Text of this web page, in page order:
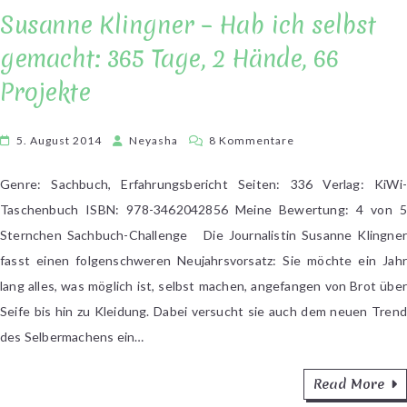
Susanne Klingner – Hab ich selbst
gemacht: 365 Tage, 2 Hände, 66
Projekte
5. August 2014 Neyasha 8 Kommentare
Klingner
selbst
gemacht:
365
Hände,
66
Genre: Sachbuch, Erfahrungsbericht Seiten: 336 Verlag: KiWi-
Taschenbuch ISBN: 978-3462042856 Meine Bewertung: 4 von 5
Sternchen Sachbuch-Challenge Die Journalistin Susanne Klingner
fasst einen folgenschweren Neujahrsvorsatz: Sie möchte ein Jahr
lang alles, was möglich ist, selbst machen, angefangen von Brot über
Seife bis hin zu Kleidung. Dabei versucht sie auch dem neuen Trend
des Selbermachens ein…
Read More